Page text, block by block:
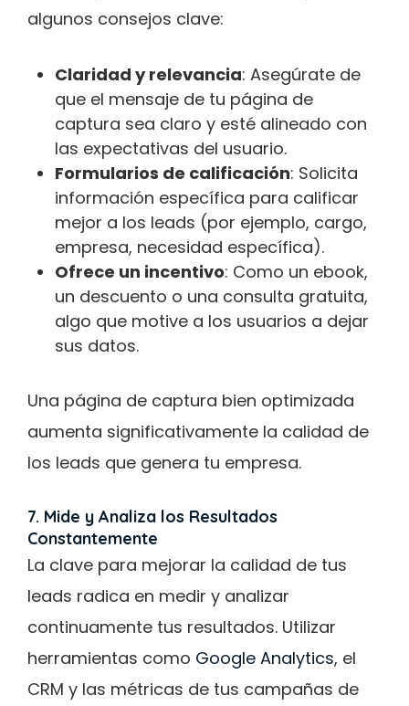
algunos consejos clave:
Claridad y relevancia: Asegúrate de
que el mensaje de tu página de
captura sea claro y esté alineado con
las expectativas del usuario.
Formularios de calificación: Solicita
información específica para calificar
mejor a los leads (por ejemplo, cargo,
empresa, necesidad específica).
Ofrece un incentivo: Como un ebook,
un descuento o una consulta gratuita,
algo que motive a los usuarios a dejar
sus datos.
Una página de captura bien optimizada
aumenta significativamente la calidad de
los leads que genera tu empresa.
7. Mide y Analiza los Resultados
Constantemente
La clave para mejorar la calidad de tus
leads radica en medir y analizar
continuamente tus resultados. Utilizar
herramientas como Google Analytics, el
CRM y las métricas de tus campañas de